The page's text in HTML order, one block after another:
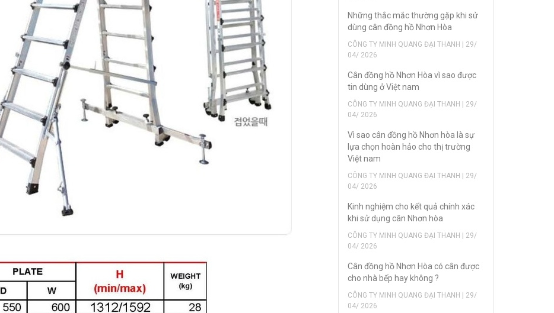
Những thắc mắc thường gặp khi sử
dùng cân đồng hồ Nhơn Hòa
CÔNG TY MINH QUANG ĐẠI THANH | 29/
04/ 2026
Cân đồng hồ Nhơn Hòa vì sao được
tin dùng ở Việt nam
CÔNG TY MINH QUANG ĐẠI THANH | 29/
04/ 2026
Vì sao cân đồng hồ Nhơn hòa là sự
lựa chọn hoàn hảo cho thị trường
Việt nam
CÔNG TY MINH QUANG ĐẠI THANH | 29/
04/ 2026
Kinh nghiệm cho kết quả chính xác
khi sử dụng cân Nhơn hòa
CÔNG TY MINH QUANG ĐẠI THANH | 29/
04/ 2026
Cân đồng hồ Nhơn Hòa có cân được
cho nhà bếp hay không ?
CÔNG TY MINH QUANG ĐẠI THANH | 29/
04/ 2026